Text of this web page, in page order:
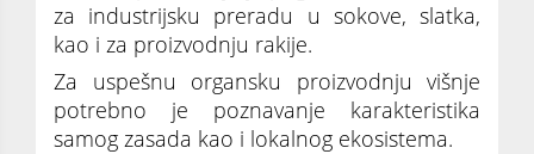
za industrijsku preradu u sokove, slatka,
kao i za proizvodnju rakije.
Za uspešnu organsku proizvodnju višnje
potrebno je poznavanje karakteristika
samog zasada kao i lokalnog ekosistema.